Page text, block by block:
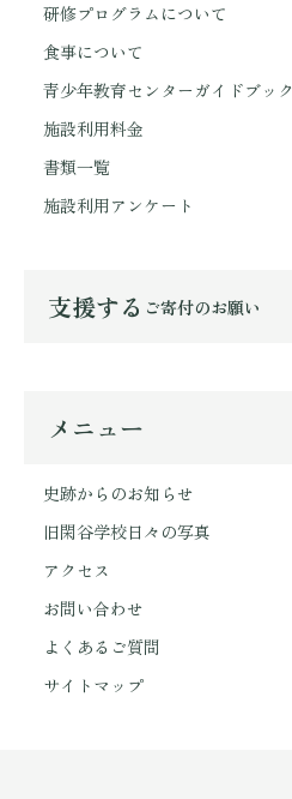
研修プログラムについて
食事について
青少年教育センターガイドブック
施設利用料金
書類一覧
施設利用アンケート
支援する ご寄付のお願い
メニュー
史跡からのお知らせ
旧閑谷学校日々の写真
アクセス
お問い合わせ
よくあるご質問
サイトマップ